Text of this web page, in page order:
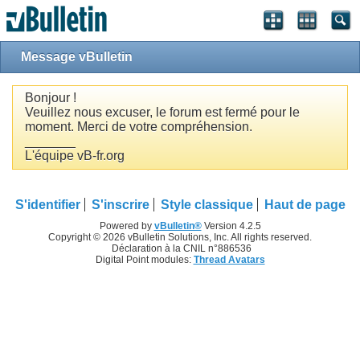
Message vBulletin
Bonjour !
Veuillez nous excuser, le forum est fermé pour le
moment. Merci de votre compréhension.
L'équipe vB-fr.org
S'identifier S'inscrire Style classique Haut de page
Powered by vBulletin®Version 4.2.5
Copyright © 2026 vBulletin Solutions, Inc. All rights reserved.
Déclaration à la CNIL n°886536
Digital Point modules: Thread Avatars